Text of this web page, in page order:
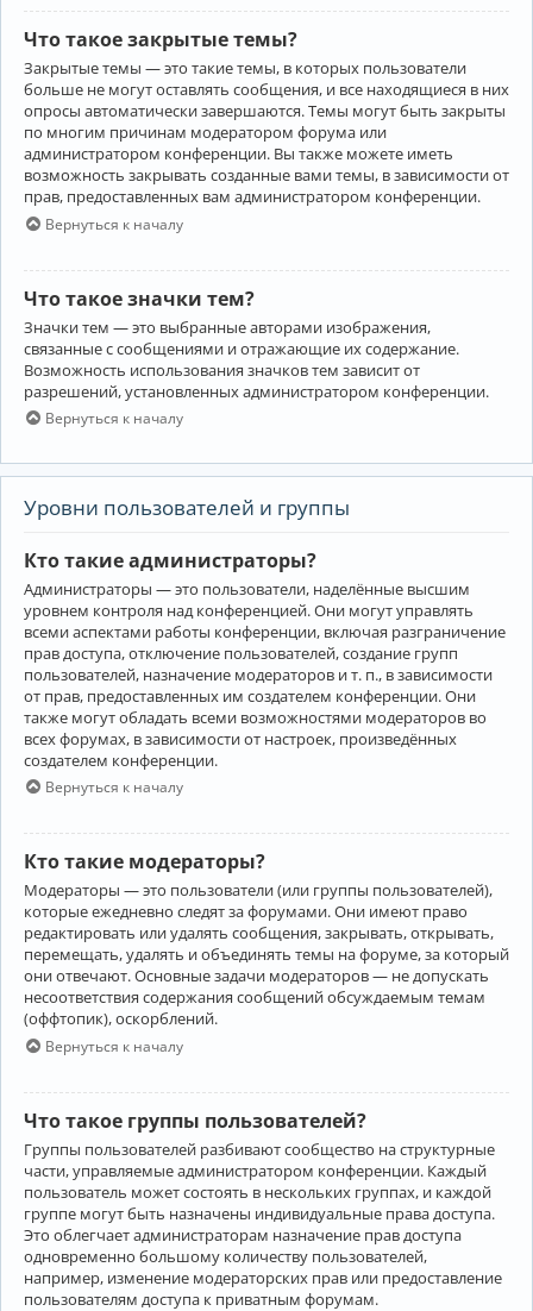
Что такое закрытые темы?
Закрытые темы — это такие темы, в которых пользователи
больше не могут оставлять сообщения, и все находящиеся в них
опросы автоматически завершаются. Темы могут быть закрыты
по многим причинам модератором форума или
администратором конференции. Вы также можете иметь
возможность закрывать созданные вами темы, в зависимости от
прав, предоставленных вам администратором конференции.
Вернуться к началу
Что такое значки тем?
Значки тем — это выбранные авторами изображения,
связанные с сообщениями и отражающие их содержание.
Возможность использования значков тем зависит от
разрешений, установленных администратором конференции.
Вернуться к началу
Уровни пользователей и группы
Кто такие администраторы?
Администраторы — это пользователи, наделённые высшим
уровнем контроля над конференцией. Они могут управлять
всеми аспектами работы конференции, включая разграничение
прав доступа, отключение пользователей, создание групп
пользователей, назначение модераторов и т. п., в зависимости
от прав, предоставленных им создателем конференции. Они
также могут обладать всеми возможностями модераторов во
всех форумах, в зависимости от настроек, произведённых
создателем конференции.
Вернуться к началу
Кто такие модераторы?
Модераторы — это пользователи (или группы пользователей),
которые ежедневно следят за форумами. Они имеют право
редактировать или удалять сообщения, закрывать, открывать,
перемещать, удалять и объединять темы на форуме, за который
они отвечают. Основные задачи модераторов — не допускать
несоответствия содержания сообщений обсуждаемым темам
(оффтопик), оскорблений.
Вернуться к началу
Что такое группы пользователей?
Группы пользователей разбивают сообщество на структурные
части, управляемые администратором конференции. Каждый
пользователь может состоять в нескольких группах, и каждой
группе могут быть назначены индивидуальные права доступа.
Это облегчает администраторам назначение прав доступа
одновременно большому количеству пользователей,
например, изменение модераторских прав или предоставление
пользователям доступа к приватным форумам.